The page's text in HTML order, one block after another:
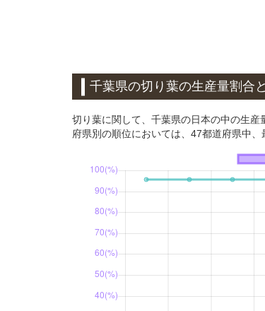
千葉県の切り葉の生産量割合
切り葉に関して、千葉県の日本の中の生
府県別の順位においては、47都道府県中